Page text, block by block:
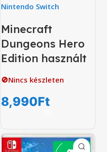
Nintendo Switch
Minecraft
Dungeons Hero
Edition használt
🚫Nincs készleten
8,990Ft